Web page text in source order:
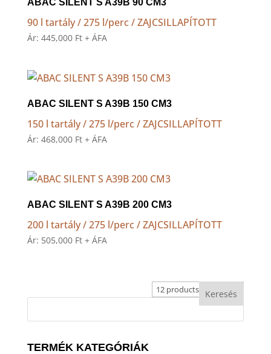
ABAC SILENT S A39B 90 CM3
90 l tartály / 275 l/perc / ZAJCSILLAPÍTOTT
Ár: 445,000 Ft + ÁFA
ABAC SILENT S A39B 150 CM3
150 l tartály / 275 l/perc / ZAJCSILLAPÍTOTT
Ár: 468,000 Ft + ÁFA
ABAC SILENT S A39B 200 CM3
200 l tartály / 275 l/perc / ZAJCSILLAPÍTOTT
Ár: 505,000 Ft + ÁFA
TERMÉK KATEGÓRIÁK